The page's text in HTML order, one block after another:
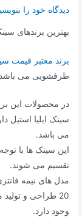
دیدگاه‌ خود را
بهترین برندهای
برند معتبر قیمت
ظرفشویی می باشد و بیش از 90 مدل مختلف
در محصولات این
سینک ایلیا استیل
می باشد.
این سینک ها با
تقسیم می شوند.
وجود دارد.